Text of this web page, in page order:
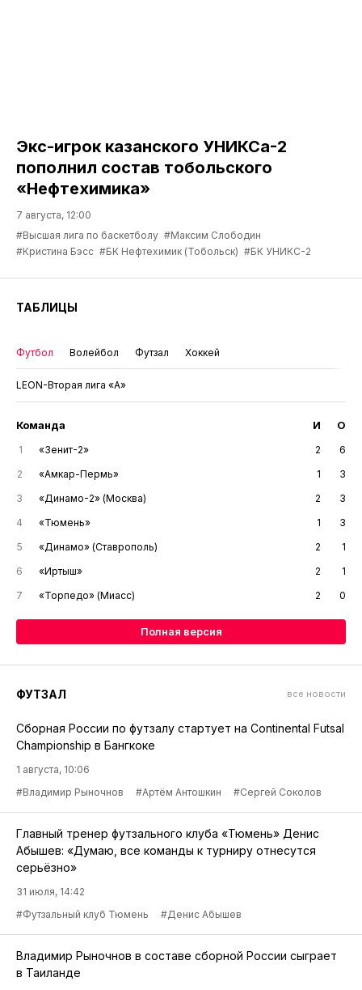
Экс-игрок казанского УНИКСа-2
пополнил состав тобольского
«Нефтехимика»
7 августа, 12:00
#Высшая лига по баскетболу #Максим Слободин
#Кристина Бэсс #БК Нефтехимик (Тобольск) #БК УНИКС-2
ТАБЛИЦЫ
Футбол Волейбол Футзал Хоккей
LEON-Вторая лига «А»
Команда И О
1 «Зенит-2» 2
6
2
«Амкар-Пермь» 1
3
3
«Динамо-2» (Москва) 2
3
4
«Тюмень» 1
3
5
«Динамо» (Ставрополь) 2
1
6
«Иртыш» 2
1
7
«Торпедо» (Миасс) 2 0
Полная версия
ФУТЗАЛ все новости
Сборная России по футзалу стартует на Continental Futsal
Championship в Бангкоке
1 августа, 10:06
#Владимир Рыночнов
#Артём Антошкин #Сергей Соколов
Главный тренер футзального клуба «Тюмень» Денис
Абышев: «Думаю, все команды к турниру отнесутся
серьёзно»
31 июля, 14:42
#Футзальный клуб Тюмень
#Денис Абышев
Владимир Рыночнов в составе сборной России сыграет
в Таиланде